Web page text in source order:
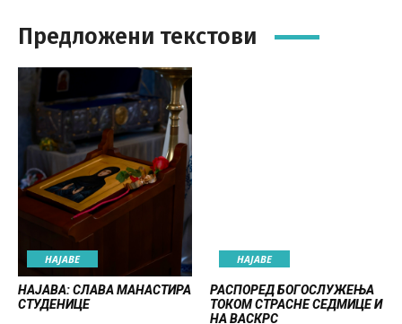
Предложени текстови
НАЈАВE
НАЈАВА: СЛАВА МАНАСТИРА
СТУДЕНИЦЕ
НАЈАВE
РАСПОРЕД БОГОСЛУЖЕЊА
ТОКОМ СТРАСНЕ СЕДМИЦЕ И
НА ВАСКРС